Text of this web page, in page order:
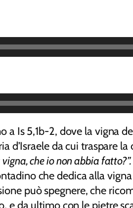
Is 5,1b-2, dove la vigna
d’Israele da cui traspare
che io non abbia fatto?”.
che dedica alla
può spegnere, che